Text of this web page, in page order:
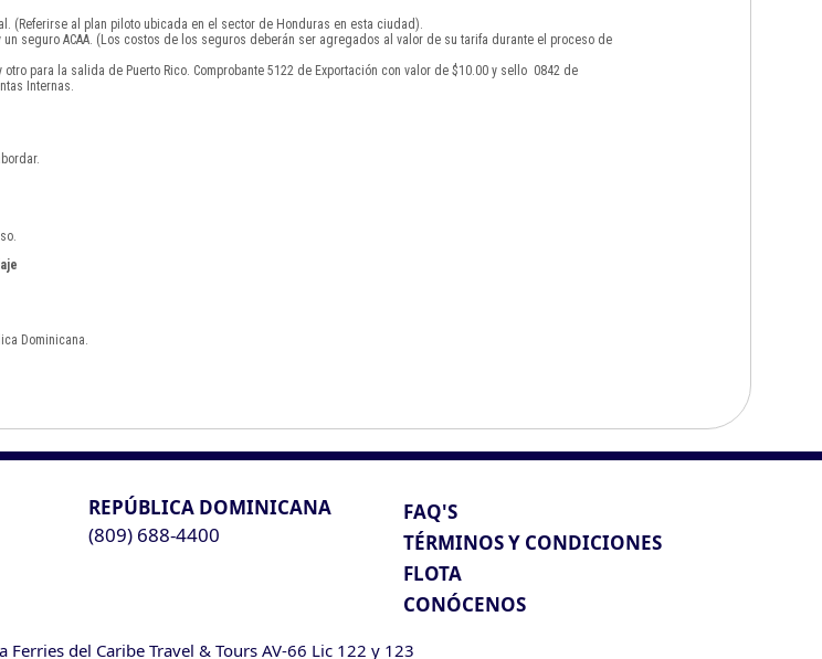
(Referirse al plan piloto ubicada en el sector de Honduras en esta ciudad).
seguro ACAA. (Los costos de los seguros deberán ser agregados al valor de su tarifa durante el proceso de
para la salida de Puerto Rico. Comprobante 5122 de Exportación con valor de $10.00 y sello 0842 de
Internas.
Dominicana.
REPÚBLICA DOMINICANA
(809) 688-4400
FAQ'S
TÉRMINOS Y CONDICIONES
FLOTA
CONÓCENOS
del Caribe Travel & Tours AV-66 Lic 122 y 123